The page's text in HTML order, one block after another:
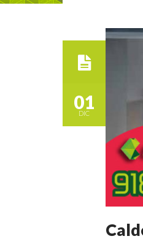
01
DIC